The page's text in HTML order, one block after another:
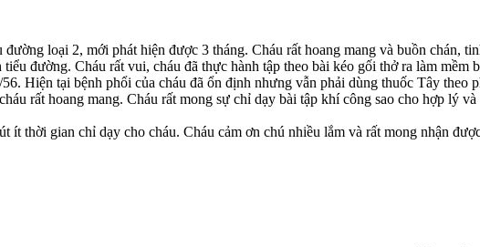
loại 2, mới phát hiện được 3 tháng. Cháu rất hoang mang và buồn chán,
đường. Cháu rất vui, cháu đã thực hành tập theo bài kéo gối thở ra làm
Hiện tại bệnh phổi của cháu đã ổn định nhưng vẫn phải dùng thuốc Tây
rất hoang mang. Cháu rất mong sự chỉ dạy bài tập khí công sao cho hợp lý
ít thời gian chỉ dạy cho cháu. Cháu cảm ơn chú nhiều lắm và rất mong nhận